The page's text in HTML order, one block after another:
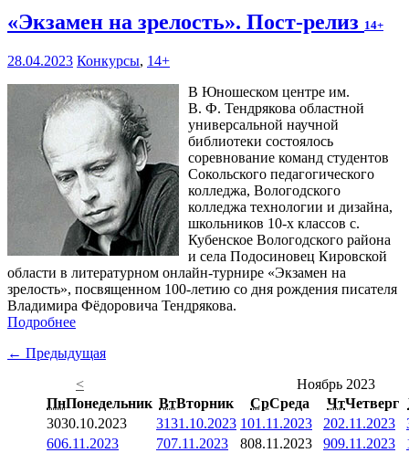
«Экзамен на зрелость». Пост-релиз 14+
28.04.2023 Конкурсы, 14+
В Юношеском центре им.
В. Ф. Тендрякова областной
универсальной научной
библиотеки состоялось
соревнование команд студентов
Сокольского педагогического
колледжа, Вологодского
колледжа технологии и дизайна,
школьников 10-х классов с.
Кубенское Вологодского района
и села Подосиновец Кировской
области в литературном онлайн-турнире «Экзамен на
зрелость», посвященном 100-летию со дня рождения писателя
Владимира Фёдоровича Тендрякова.
Подробнее
← Предыдущая
<
Ноябрь 2023
ПнПонедельник ВтВторник СрСреда ЧтЧетверг
3030.10.2023 3131.10.2023 101.11.2023 202.11.2023
606.11.2023 707.11.2023 808.11.2023 909.11.2023